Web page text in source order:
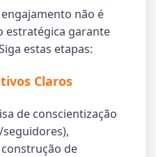
não é
garante
estas etapas:
Claros
de conscientização
de